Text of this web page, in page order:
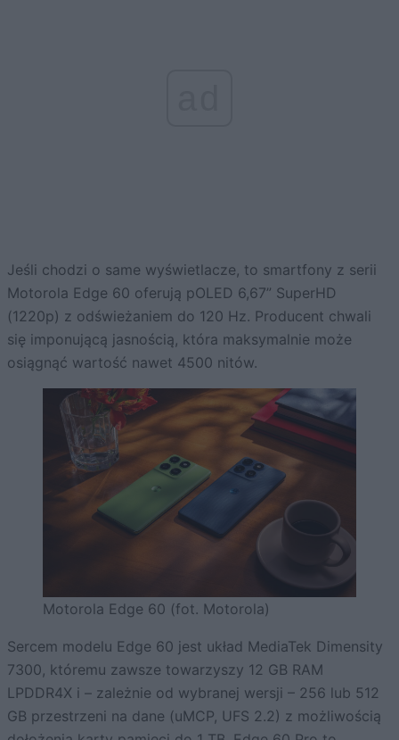
Jeśli chodzi o same wyświetlacze, to smartfony z serii
Motorola Edge 60 oferują pOLED 6,67” SuperHD
(1220p) z odświeżaniem do 120 Hz. Producent chwali
się imponującą jasnością, która maksymalnie może
osiągnąć wartość nawet 4500 nitów.
Motorola Edge 60 (fot. Motorola)
Sercem modelu Edge 60 jest układ MediaTek Dimensity
7300, któremu zawsze towarzyszy 12 GB RAM
LPDDR4X i – zależnie od wybranej wersji – 256 lub 512
GB przestrzeni na dane (uMCP, UFS 2.2) z możliwością